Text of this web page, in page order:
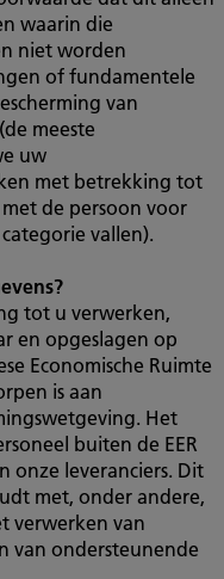
waarin die
niet worden
of fundamentele
van
meeste
uw
met betrekking tot
de persoon voor
vallen).
tot u verwerken,
en opgeslagen op
Economische Ruimte
is aan
Het
buiten de EER
onze leveranciers. Dit
met, onder andere,
verwerken van
van ondersteunende